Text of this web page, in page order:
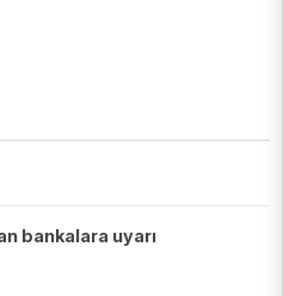
bankalara uyarı